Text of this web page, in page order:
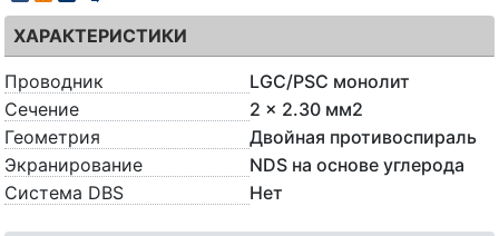
ХАРАКТЕРИСТИКИ
Проводник
LGC/PSC монолит
Сечение
2 x 2.30 мм2
Геометрия
Двойная противоспираль
Экранирование
NDS на основе углерода
Система DBS
Нет